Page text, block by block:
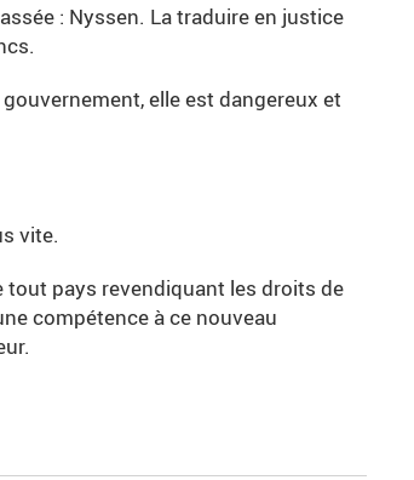
: Nyssen. La traduire en justice
elle est dangereux et
vite.
tout pays revendiquant les droits de
compétence à ce nouveau